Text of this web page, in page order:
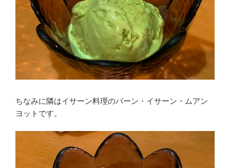
ちなみに隣はイサーン料理のバーン・イサーン・ムアン
ヨットです。